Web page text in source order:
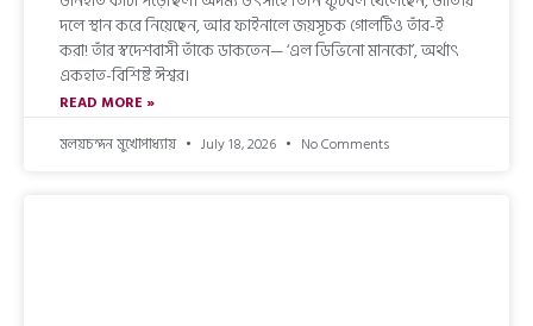
দলে স্থান করে নিয়েছেন, আর ফাইনালে জয়সূচক গোলটিও তাঁর-ই
করা! তাঁর স্বদেশবাসী তাঁকে ডাকতেন— ‘এল ডিভিনো মানকো’, অর্থাৎ
একহাত-বিশিষ্ট ঈশ্বর।
READ MORE »
মলয়চন্দন মুখোপাধ্যায়
July 18, 2026 No Comments